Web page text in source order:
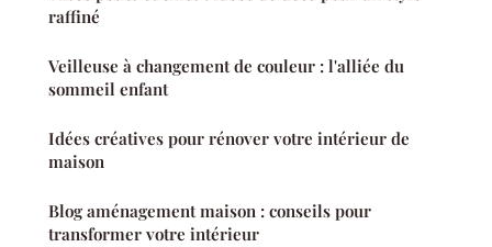
raffiné
Veilleuse à changement de couleur : l'alliée du
sommeil enfant
Idées créatives pour rénover votre intérieur de
maison
Blog aménagement maison : conseils pour
transformer votre intérieur